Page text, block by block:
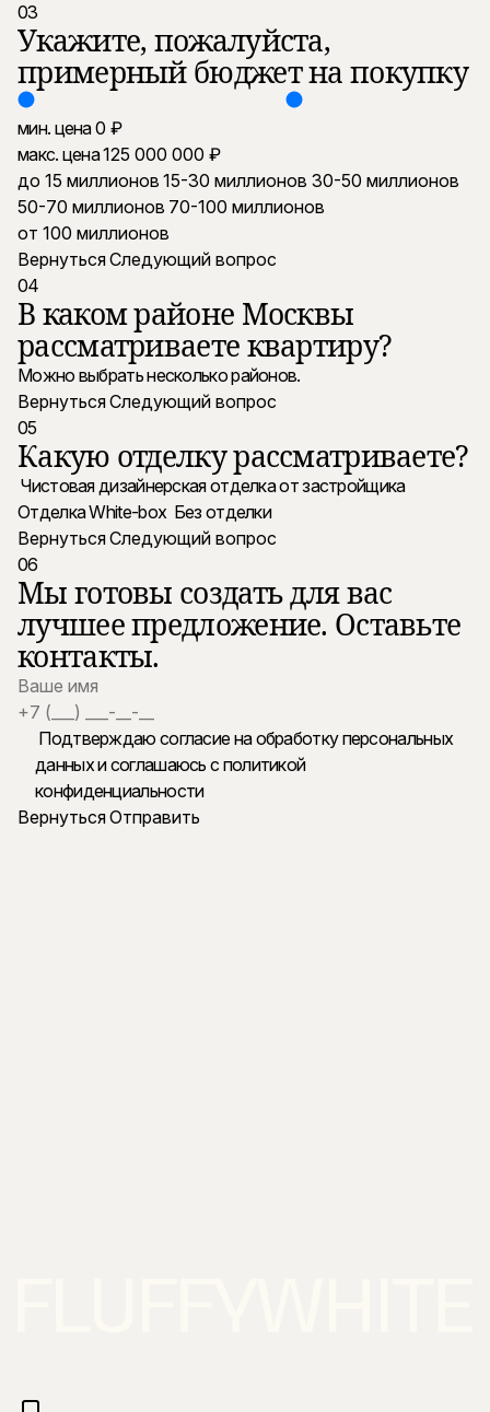
03
Укажите, пожалуйста,
примерный бюджет на покупку
мин. цена
макс. цена
до 15 миллионов 15-30 миллионов 30-50 миллионов
50-70 миллионов 70-100 миллионов
от 100 миллионов
ВернутьсяСледующий вопрос
04
В каком районе Москвы
рассматриваете квартиру?
Можно выбрать несколько районов.
ВернутьсяСледующий вопрос
05
Какую отделку рассматриваете?
Чистовая дизайнерская отделка от застройщика
Отделка White-box Без отделки
ВернутьсяСледующий вопрос
06
Мы готовы создать для вас
лучшее предложение. Оставьте
контакты.
Подтверждаю согласие на обработку персональных
данных исоглашаюсь с политикой
конфиденциальности
Вернуться